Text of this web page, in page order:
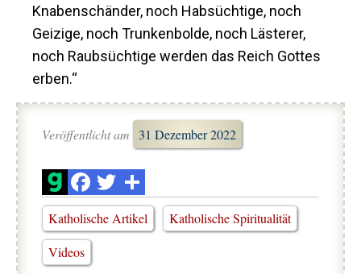
Knabenschänder, noch Habsüchtige, noch
Geizige, noch Trunkenbolde, noch Lästerer,
noch Raubsüchtige werden das Reich Gottes
erben.“
Veröffentlicht am 31 Dezember 2022
Katholische Artikel
Katholische Spiritualität
Videos